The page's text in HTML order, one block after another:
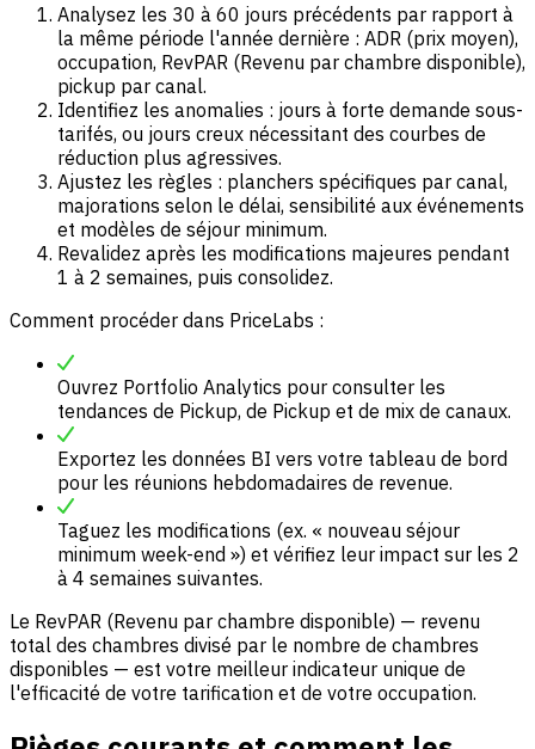
Analysez les 30 à 60 jours précédents par rapport à
la même période l'année dernière : ADR (prix moyen),
occupation, RevPAR (Revenu par chambre disponible),
pickup par canal.
Identifiez les anomalies : jours à forte demande sous-
tarifés, ou jours creux nécessitant des courbes de
réduction plus agressives.
Ajustez les règles : planchers spécifiques par canal,
majorations selon le délai, sensibilité aux événements
et modèles de séjour minimum.
Revalidez après les modifications majeures pendant
1 à 2 semaines, puis consolidez.
Comment procéder dans PriceLabs :
Ouvrez Portfolio Analytics pour consulter les
tendances de Pickup, de Pickup et de mix de canaux.
Exportez les données BI vers votre tableau de bord
pour les réunions hebdomadaires de revenue.
Taguez les modifications (ex. « nouveau séjour
minimum week-end ») et vérifiez leur impact sur les 2
à 4 semaines suivantes.
Le RevPAR (Revenu par chambre disponible) — revenu
total des chambres divisé par le nombre de chambres
disponibles — est votre meilleur indicateur unique de
l'efficacité de votre tarification et de votre occupation.